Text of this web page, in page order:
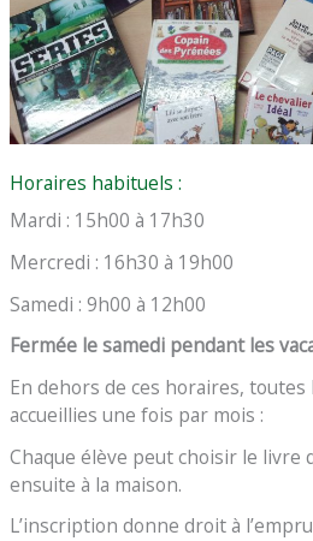
Horaires habituels :
Mardi : 15h00 à 17h30
Mercredi : 16h30 à 19h00
Samedi : 9h00 à 12h00
Fermée le samedi pendant les
En dehors de ces horaires, toutes
accueillies une fois par mois :
Chaque élève peut choisir le livre
ensuite à la maison.
L’inscription donne droit à